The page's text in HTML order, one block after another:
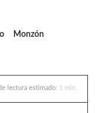
Monzón
lectura estimado: 1 min.